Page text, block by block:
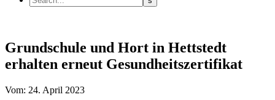
Grundschule und Hort in Hettstedt
erhalten erneut Gesundheitszertifikat
Vom: 24. April 2023